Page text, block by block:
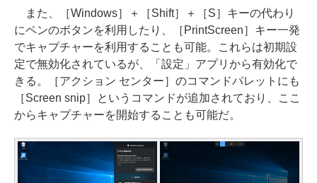
また、［Windows］＋［Shift］＋［S］キーの代わり
にペンのボタンを利用したり、［PrintScreen］キー一発
でキャプチャーを利用することも可能。これらは初期設
定で無効化されているが、「設定」アプリから有効化で
きる。［アクション センター］のコマンドパレットにも
［Screen snip］というコマンドが追加されており、ここ
からキャプチャーを開始することも可能だ。